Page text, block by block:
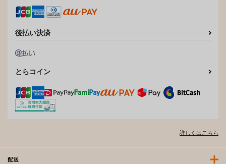
後払い決済
とらコイン
詳しくはこちら
配送